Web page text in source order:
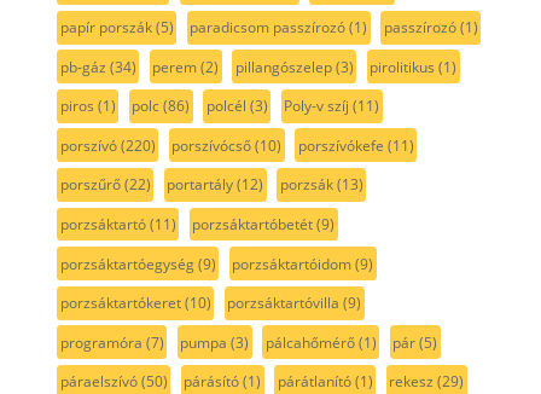
papír porszák(5) paradicsom passzírozó(1) passzírozó(1)
pb-gáz (34) perem(2) pillangószelep(3) pirolitikus (1)
piros (1) polc(86) polcél (3) Poly-v szíj (11)
porszívó(220) porszívócső(10) porszívókefe (11)
porszűrő(22) portartály(12) porzsák(13)
porzsáktartó(11) porzsáktartóbetét(9)
porzsáktartóegység(9) porzsáktartóidom(9)
porzsáktartókeret(10) porzsáktartóvilla (9)
programóra (7) pumpa (3) pálcahőmérő(1) pár(5)
páraelszívó(50) párásító(1) párátlanító(1) rekesz (29)